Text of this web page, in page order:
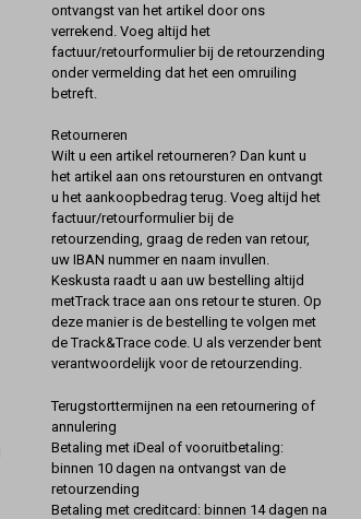
ontvangst van het artikel door ons
verrekend. Voeg altijd het
factuur/retourformulier bij de retourzending
onder vermelding dat het een omruiling
betreft.
Retourneren
Wilt u een artikel retourneren? Dan kunt u
het artikel aan ons retoursturen en ontvangt
u het aankoopbedrag terug. Voeg altijd het
factuur/retourformulier bij de
retourzending, graag de reden van retour,
uw IBAN nummer en naam invullen.
Keskusta raadt u aan uw bestelling altijd
metTrack trace aan ons retour te sturen. Op
deze manier is de bestelling te volgen met
de Track&Trace code. U als verzender bent
verantwoordelijk voor de retourzending.
Terugstorttermijnen na een retournering of
annulering
Betaling met iDeal of vooruitbetaling:
binnen 10 dagen na ontvangst van de
retourzending
Betaling met creditcard: binnen 14 dagen na